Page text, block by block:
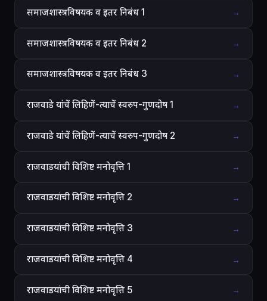
समाजशास्त्रविषयक व इतर निबंध 1 →
समाजशास्त्रविषयक व इतर निबंध 2 →
समाजशास्त्रविषयक व इतर निबंध 3 →
राजवाडे यांचें लिहिणें-त्याचें स्वरुप-गुणदोष 1 →
राजवाडे यांचें लिहिणें-त्याचें स्वरुप-गुणदोष 2 →
राजवाडयांची विशिष्ट मनोवृत्ति 1 →
राजवाडयांची विशिष्ट मनोवृत्ति 2 →
राजवाडयांची विशिष्ट मनोवृत्ति 3 →
राजवाडयांची विशिष्ट मनोवृत्ति 4 →
राजवाडयांची विशिष्ट मनोवृत्ति 5 →